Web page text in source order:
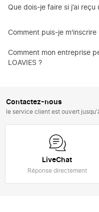
Que dois-je faire si j’ai
Comment puis-je m'inscrire
Comment mon entreprise
LOAVIES ?
Contactez-nous
le service client est ouvert
LiveChat
Réponse directement